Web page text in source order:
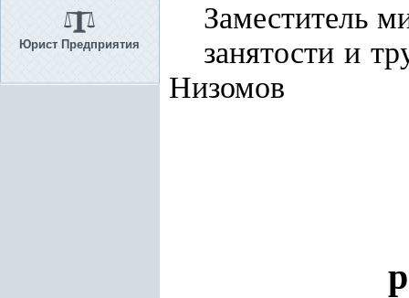
Юрист Предприятия
Заместитель
Низомов